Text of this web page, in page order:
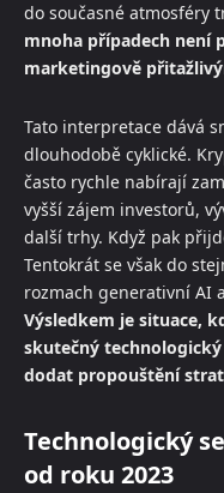
do současné atmosféry
mnoha případech není
marketingově
Tato interpretace dává
dlouhodobě cyklické.
často rychle nabírají
vyšší zájem investorů,
další trhy. Když pak
Tentokrát se však do
rozmach generativní AI
Výsledkem je situace,
skutečný
dodat propouštění
Technologický
od roku 2023